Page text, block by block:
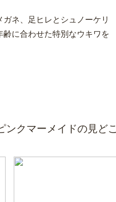
ネ、足ヒレとシュノーケリ
に合わせた特別なウキワを
クマーメイドの見どこ